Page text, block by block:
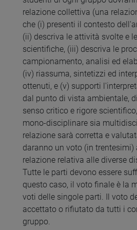
relazione collettiva (una
che (i) presenti il contesto
(ii) descriva le attività svolte e
scientifiche, (iii) descriva le
campionamento, analisi ed
(iv) riassuma, sintetizzi ed
ottenuti, e (v) supporti
dal punto di vista ambientale,
senso critico e rigore
mono-disciplinare sia
relazione sarà corretta e
daranno un voto (in trentesimi)
relazione relativa alle diverse
Tutte le parti devono essere
questo caso, il voto finale è la
voti delle singole parti. Il voto
accettato o rifiutato da tutti i
gruppo.